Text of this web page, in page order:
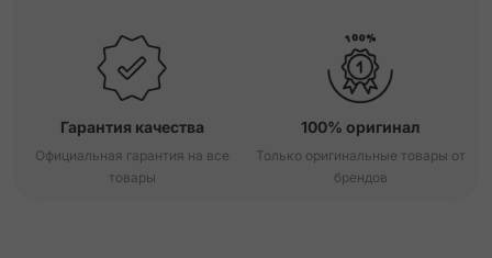
Гарантия качества
Официальная гарантия на все
товары
100% оригинал
Только оригинальные товары от
брендов